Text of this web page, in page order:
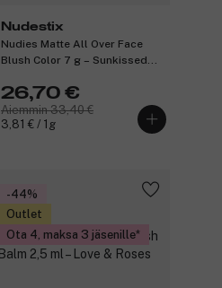
Nudestix
Nudies Matte All Over Face
Blush Color 7 g – Sunkissed
26,70 €
Aiemmin 33,40 €
3,81 € / 1g
-44%
Outlet
Ota 4, maksa 3 jäsenille